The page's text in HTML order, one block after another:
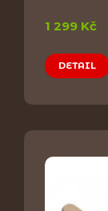
1 299 Kč
DETAIL